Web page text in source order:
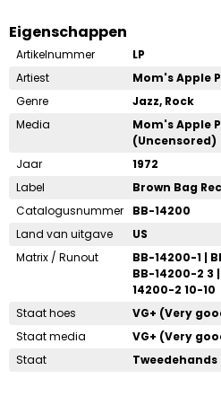
Eigenschappen
Artikelnummer
LP
Artiest
Mom's Apple
Genre
Jazz, Rock
Media
Mom's Apple
(Uncensored)
Jaar
1972
Label
Brown Bag
Catalogusnummer
BB-14200
Land van uitgave
US
Matrix / Runout
BB-14200-1 |
BB-14200-2 3
14200-2 10-10
Staat hoes
VG+ (Very
Staat media
VG+ (Very
Staat
Tweedehands